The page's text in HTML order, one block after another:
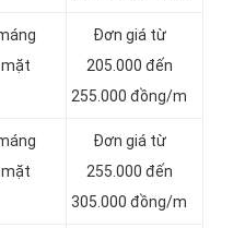
mặt
Đơn giá từ
205.000 đến
255.000 đồng/m
mặt
Đơn giá từ
255.000 đến
305.000 đồng/m